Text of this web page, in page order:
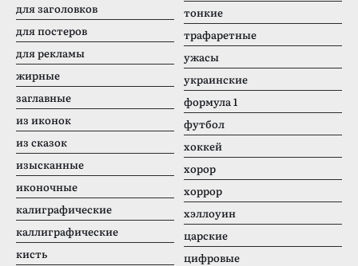
для заголовков
для постеров
для рекламы
жирные
заглавные
из иконок
из сказок
изысканные
иконочные
калиграфические
каллиграфические
кисть
тонкие
трафаретные
ужасы
украинские
формула 1
футбол
хоккей
хорор
хоррор
хэллоуин
царские
цифровые